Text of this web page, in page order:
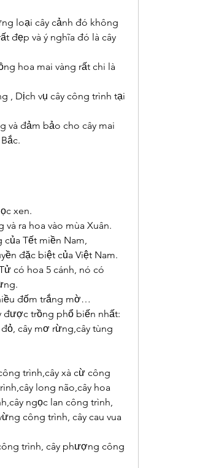
loại cây cảnh đó không
đẹp và ý nghĩa đó là cây
hoa mai vàng rất chi là
, Dịch vụ cây công trình tại
và đảm bảo cho cây mai
xen.
ra hoa vào mùa Xuân.
Tết miền Nam,
đặc biệt của Việt Nam.
có hoa 5 cánh, nó có
đốm trắng mờ…
được trồng phổ biến nhất:
cây mơ rừng,cây tùng
trình,cây xà cừ công
long não,cây hoa
ngọc lan công trình,
công trình, cây cau vua
trình, cây phượng công